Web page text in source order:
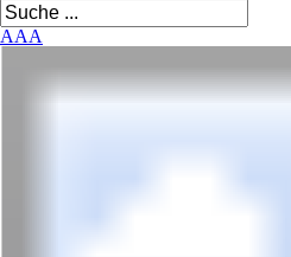
AAA